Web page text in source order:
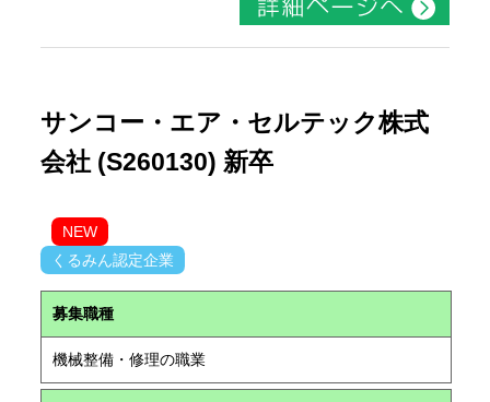
サンコー・エア・セルテック株式
会社 (S260130) 新卒
NEW
くるみん認定企業
募集職種
機械整備・修理の職業